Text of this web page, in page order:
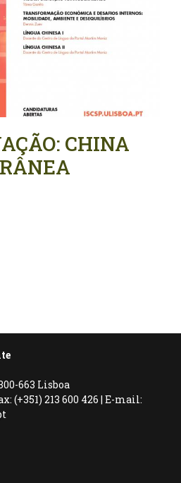
CHINA
663 Lisboa
(+351) 213 600 426 | E-mail: